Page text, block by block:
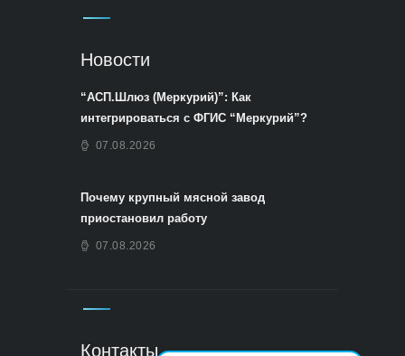
Новости
“АСП.Шлюз (Меркурий)”: Как
интегрироваться с ФГИС “Меркурий”?
07.08.2026
Почему крупный мясной завод
приостановил работу
07.08.2026
Контакты